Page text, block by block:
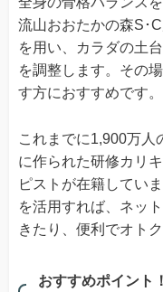
流山おおたかの森S･
を用い、カラダの土
を調整します。その
す方におすすめです。
これまでに1,900万人
に作られた研修カリ
ピストが在籍してい
を活用すれば、ネッ
きたり、便利でオトク
おすすめポイント！